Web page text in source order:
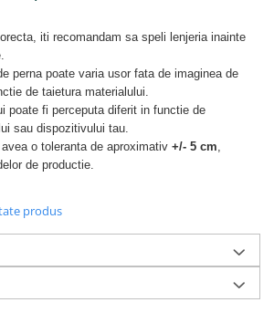
iti recomandam sa speli lenjeria inainte
perna poate varia usor fata de imaginea de
de taietura materialului.
poate fi perceputa diferit in functie de
sau dispozitivului tau.
o toleranta de aproximativ +/- 5 cm,
de productie.
produs